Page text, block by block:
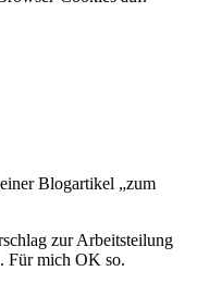
Blogartikel „zum
zur Arbeitsteilung
Für mich OK so.